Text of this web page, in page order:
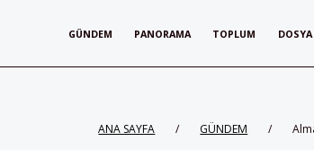
GÜNDEM PANORAMA TOPLUM DOSYA
ANA SAYFA / GÜNDEM /